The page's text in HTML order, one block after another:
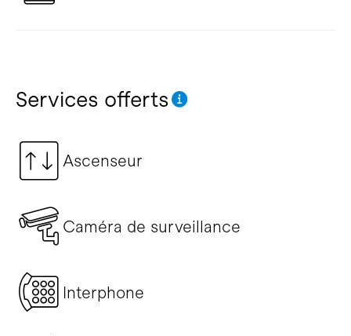
Services offerts
Ascenseur
Caméra de surveillance
Interphone